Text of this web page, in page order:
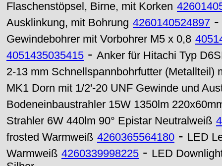
Flaschenstöpsel, Birne, mit Korken
Ausklinkung, mit Bohrung 4260140524897
Gewindebohrer mit Vorbohrer M5 x 0,8
4051435035415 - Anker für Hitachi Typ
2-13 mm Schnellspannbohrfutter (Metallteil)
MK1 Dorn mit 1/2'-20 UNF Gewinde und
Bodeneinbaustrahler 15W 1350lm
Strahler 6W 440lm 90° Epistar Neutralweiß
frosted Warmweiß 4260365564180 - LED
Warmweiß 4260339998225 - LED